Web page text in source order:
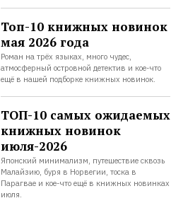
Топ-10 книжных новинок
мая 2026 года
Роман на трёх языках, много чудес,
атмосферный островной детектив и кое-что
ещё в нашей подборке книжных новинок.
ТОП-10 самых ожидаемых
книжных новинок
июля-2026
Японский минимализм, путешествие сквозь
Малайзию, буря в Норвегии, тоска в
Парагвае и кое-что ещё в книжных новинках
июля.